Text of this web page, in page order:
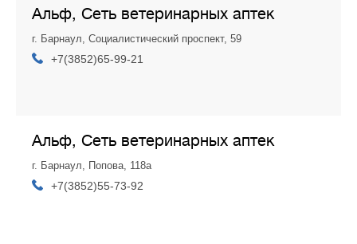
Альф, Сеть ветеринарных аптек
г. Барнаул, Социалистический проспект, 59
+7(3852)65-99-21
Альф, Сеть ветеринарных аптек
г. Барнаул, Попова, 118а
+7(3852)55-73-92